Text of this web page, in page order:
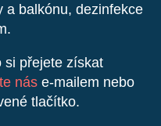
a balkónu, dezinfekce
si přejete získat
nás e-mailem nebo
tlačítko.